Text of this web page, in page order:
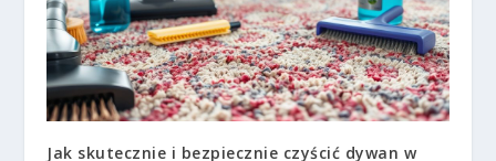
Jak skutecznie i bezpiecznie czyścić dywan w